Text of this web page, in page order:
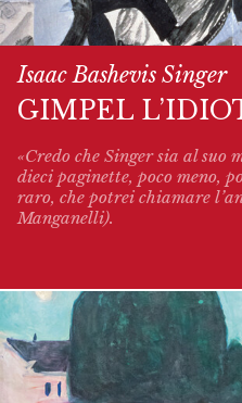
Isaac Bashevis Singer
GIMPEL
«Credo che Singer sia al suo
dieci paginette, poco meno,
raro, che potrei chiamare
Manganelli).